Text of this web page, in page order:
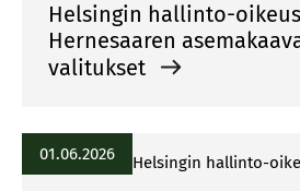
Helsingin hallinto-
Hernesaaren
valitukset
01.06.2026 Helsingin hallinto-